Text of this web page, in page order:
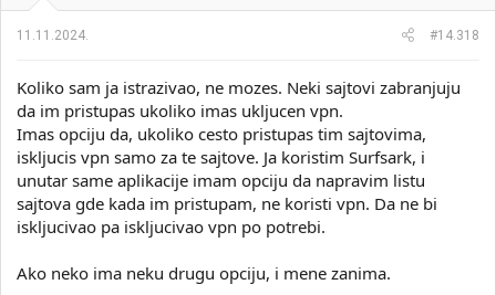
11.11.2024. #14.318
Koliko sam ja istrazivao, ne mozes. Neki sajtovi zabranjuju
da im pristupas ukoliko imas ukljucen vpn.
Imas opciju da, ukoliko cesto pristupas tim sajtovima,
iskljucis vpn samo za te sajtove. Ja koristim Surfsark, i
unutar same aplikacije imam opciju da napravim listu
sajtova gde kada im pristupam, ne koristi vpn. Da ne bi
iskljucivao pa iskljucivao vpn po potrebi.
Ako neko ima neku drugu opciju, i mene zanima.